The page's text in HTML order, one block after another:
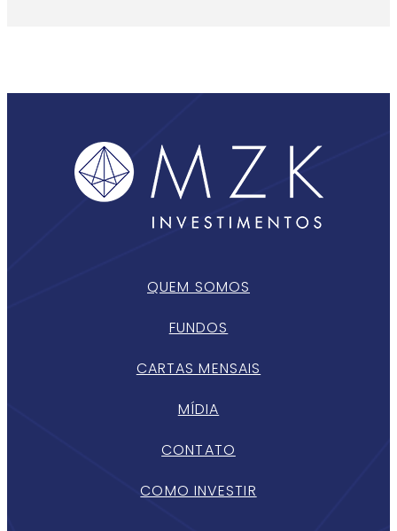
QUEM SOMOS
FUNDOS
CARTAS MENSAIS
MÍDIA
CONTATO
COMO INVESTIR